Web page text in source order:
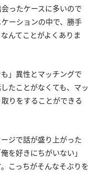
ったケースに多いので
ーションの中で、勝手
んてことがよくありま
」異性とマッチングで
たことがなくても、マッ
りをすることができる
ジで話が盛り上がった
を好きにちがいない」
こっちがそんなそぶりを